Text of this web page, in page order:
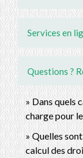
Services en
Questions ?
Dans quels
charge pour le
Quelles
calcul des